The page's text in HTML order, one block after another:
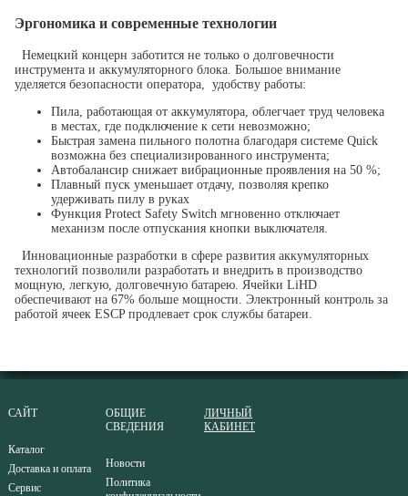
Эргономика и современные технологии
Немецкий концерн заботится не только о долговечности
инструмента и аккумуляторного блока. Большое внимание
уделяется безопасности оператора, удобству работы:
Пила, работающая от аккумулятора, облегчает труд человека
в местах, где подключение к сети невозможно;
Быстрая замена пильного полотна благодаря системе Quick
возможна без специализированного инструмента;
Автобалансир снижает вибрационные проявления на 50 %;
Плавный пуск уменьшает отдачу, позволяя крепко
удерживать пилу в руках
Функция Protect Safety Switch мгновенно отключает
механизм после отпускания кнопки выключателя.
Инновационные разработки в сфере развития аккумуляторных
технологий позволили разработать и внедрить в производство
мощную, легкую, долговечную батарею. Ячейки LiHD
обеспечивают на 67% больше мощности. Электронный контроль за
работой ячеек ESCP продлевает срок службы батареи.
САЙТ
Каталог
Доставка и оплата
Сервис
ОБЩИЕ
СВЕДЕНИЯ
Новости
Политика
ЛИЧНЫЙ
КАБИНЕТ